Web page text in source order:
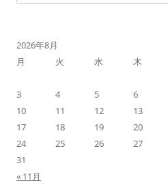
索
2026年8月
月
火 水 木
« 11月
3
4 5 6
10
11 12 13
17
18 19 20
24
25 26 27
31